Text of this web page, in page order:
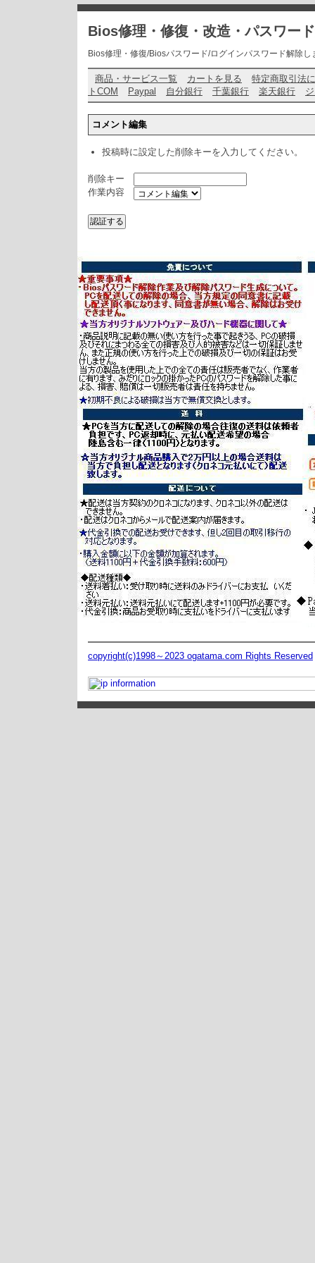
Bios修理・修復・改造・パスワー
Bios修理・修復/Biosパスワード/ログインパスワード解除
商品・サービス一覧 カートを見る
特定商取引法
トCOM
Paypal 自分銀行 千葉銀行 楽天銀行
コメント編集
投稿時に設定した削除キーを入力してください。
削除キー
作業内容
copyright(c)1998～2023 ogatama.com Rights Reserved